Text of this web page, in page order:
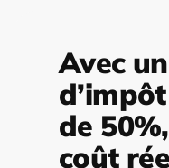
Avec
de
coût